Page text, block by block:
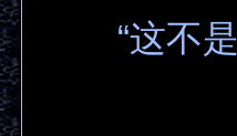
“这不是